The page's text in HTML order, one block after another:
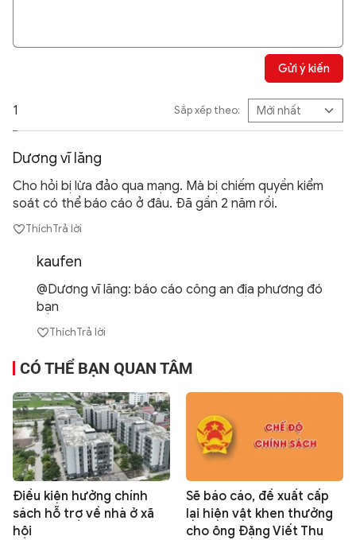
Gửi ý kiến
1 Sắp xếp theo:
Dương vĩ lăng
Cho hỏi bị lừa đảo qua mạng. Mà bị chiếm quyền kiểm
soát có thể báo cáo ở đâu. Đã gần 2 năm rồi.
ThíchTrả lời
kaufen
@Dương vĩ lăng: báo cáo công an địa phương đó
bạn
ThíchTrả lời
CÓ THỂ BẠN QUAN TÂM
Điều kiện hưởng chính
sách hỗ trợ về nhà ở xã
hội
Sẽ báo cáo, đề xuất cấp
lại hiện vật khen thưởng
cho ông Đặng Viết Thu